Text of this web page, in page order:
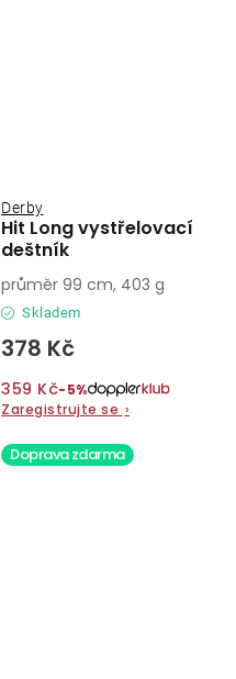
Hit Long vystřelovací
deštník
Derby
Skladem
378 Kč
359 Kč−5%
Zaregistrujte se ›
průměr 99 cm, 403 g
Doprava zdarma